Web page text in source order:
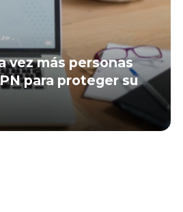
vez más personas
para proteger su